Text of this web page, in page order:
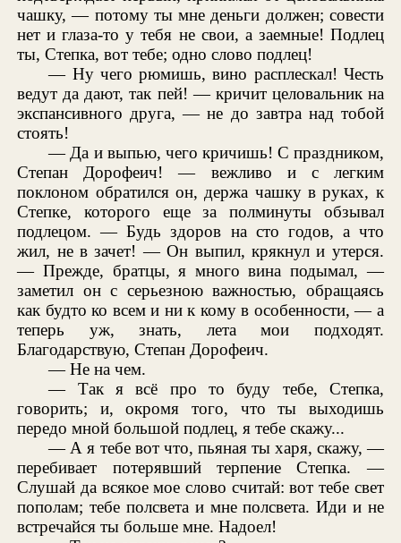
чашку, — потому ты мне деньги должен; совести
нет и глаза-то у тебя не свои, а заемные! Подлец
ты, Степка, вот тебе; одно слово подлец!
— Ну чего рюмишь, вино расплескал! Честь
ведут да дают, так пей! — кричит целовальник на
экспансивного друга, — не до завтра над тобой
стоять!
— Да и выпью, чего кричишь! С праздником,
Степан Дорофеич! — вежливо и с легким
поклоном обратился он, держа чашку в руках, к
Степке, которого еще за полминуты обзывал
подлецом. — Будь здоров на сто годов, а что
жил, не в зачет! — Он выпил, крякнул и утерся.
— Прежде, братцы, я много вина подымал, —
заметил он с серьезною важностью, обращаясь
как будто ко всем и ни к кому в особенности, — а
теперь уж, знать, лета мои подходят.
Благодарствую, Степан Дорофеич.
— Не на чем.
— Так я всё про то буду тебе, Степка,
говорить; и, окромя того, что ты выходишь
передо мной большой подлец, я тебе скажу...
— А я тебе вот что, пьяная ты харя, скажу, —
перебивает потерявший терпение Степка. —
Слушай да всякое мое слово считай: вот тебе свет
пополам; тебе полсвета и мне полсвета. Иди и не
встречайся ты больше мне. Надоел!